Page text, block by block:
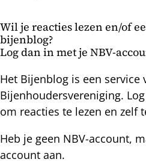
Wil je reacties lezen en/of
bijenblog?
Log dan in met je NBV-
Het Bijenblog is een service
Bijenhoudersvereniging.
om reacties te lezen en zelf
Heb je geen NBV-account,
account aan.